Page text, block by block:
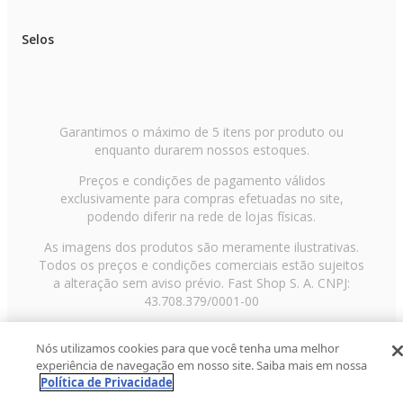
Selos
Garantimos o máximo de 5 itens por produto ou
enquanto durarem nossos estoques.
Preços e condições de pagamento válidos
exclusivamente para compras efetuadas no site,
podendo diferir na rede de lojas físicas.
As imagens dos produtos são meramente ilustrativas.
Todos os preços e condições comerciais estão sujeitos
a alteração sem aviso prévio. Fast Shop S. A. CNPJ:
43.708.379/0001-00
Paulo/SP, CEP 02029-001, Telefone: 11 3003-3728 ©
2013 Fast Shop - Todos os direitos reservadosRF
Nós utilizamos cookies para que você tenha uma melhor
experiência de navegação em nosso site. Saiba mais em nossa
Política de Privacidade